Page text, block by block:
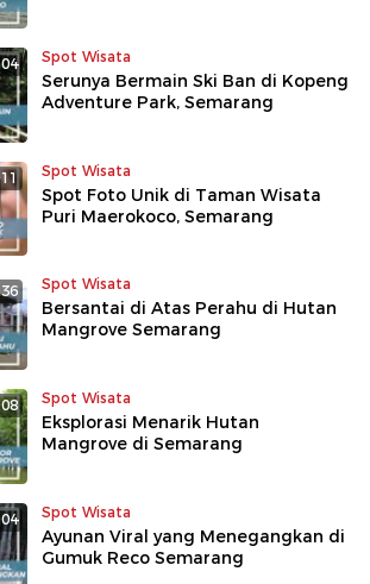
Spot Wisata
Serunya Bermain Ski Ban di Kopeng
Adventure Park, Semarang
Spot Wisata
Spot Foto Unik di Taman Wisata
Puri Maerokoco, Semarang
Spot Wisata
Bersantai di Atas Perahu di Hutan
Mangrove Semarang
Spot Wisata
Eksplorasi Menarik Hutan
Mangrove di Semarang
Spot Wisata
Ayunan Viral yang Menegangkan di
Gumuk Reco Semarang